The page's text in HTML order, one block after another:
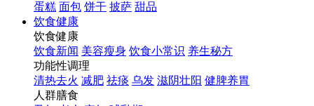
蛋糕 面包 饼干 披萨 甜品
饮食健康
饮食健康
饮食新闻 美容瘦身 饮食小常识 养生秘方
功能性调理
清热去火 减肥 祛痰 乌发 滋阴壮阳 健脾养胃
人群膳食